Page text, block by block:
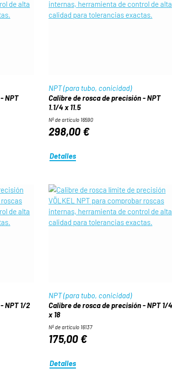
NPT
NPT (para tubo, conicidad)
Calibre de rosca de precisión - NPT
1.1/4 x 11.5
Nº de artículo 16590
298,00 €
Detalles
NPT 1/2
NPT (para tubo, conicidad)
Calibre de rosca de precisión - NPT 1/4
x 18
Nº de artículo 16137
175,00 €
Detalles